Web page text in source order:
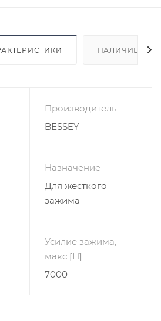
НАЛИЧИЕ
Производитель
BESSEY
Назначение
Для жесткого
зажима
Усилие зажима,
макс [Н]
7000